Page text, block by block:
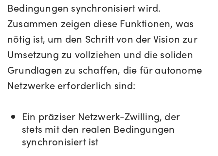
Bedingungen synchronisiert wird.
Zusammen zeigen diese Funktionen, was
nötig ist, um den Schritt von der Vision zur
Umsetzung zu vollziehen und die soliden
Grundlagen zu schaffen, die für autonome
Netzwerke erforderlich sind:
Ein präziser Netzwerk-Zwilling, der
stets mit den realen Bedingungen
synchronisiert ist